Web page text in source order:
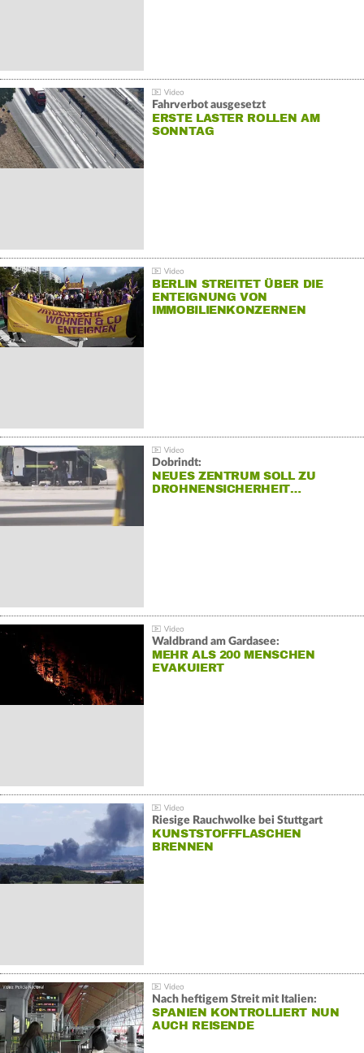
Fahrverbot ausgesetzt
ERSTE LASTER ROLLEN AM
SONNTAG
BERLIN STREITET ÜBER DIE
ENTEIGNUNG VON
IMMOBILIENKONZERNEN
Dobrindt:
NEUES ZENTRUM SOLL ZU
DROHNENSICHERHEIT…
Waldbrand am Gardasee:
MEHR ALS 200 MENSCHEN
EVAKUIERT
Riesige Rauchwolke bei Stuttgart
KUNSTSTOFFFLASCHEN
BRENNEN
Nach heftigem Streit mit Italien:
SPANIEN KONTROLLIERT NUN
AUCH REISENDE